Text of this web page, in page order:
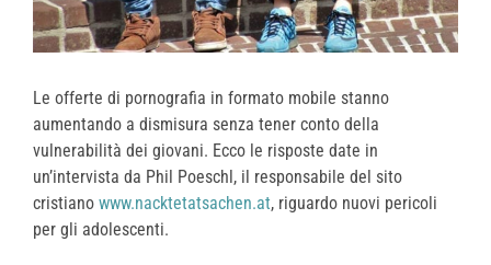
Le offerte di pornografia in formato mobile stanno
aumentando a dismisura senza tener conto della
vulnerabilità dei giovani. Ecco le risposte date in
un’intervista da Phil Poeschl, il responsabile del sito
cristiano www.nacktetatsachen.at, riguardo nuovi pericoli
per gli adolescenti.